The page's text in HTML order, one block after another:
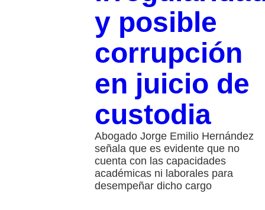
y posible
corrupción
en juicio de
custodia
Abogado Jorge Emilio Hernández
señala que es evidente que no
cuenta con las capacidades
académicas ni laborales para
desempeñar dicho cargo